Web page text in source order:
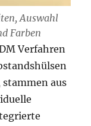
Auswahl
Farben
Verfahren
aus